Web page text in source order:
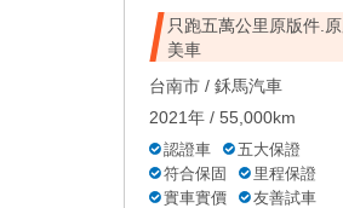
只跑五萬公里原版件.
美車
台南市 / 鉌馬汽車
2021年 / 55,000km
認證車
五大保證
符合保固
里程保證
實車實價
友善試車